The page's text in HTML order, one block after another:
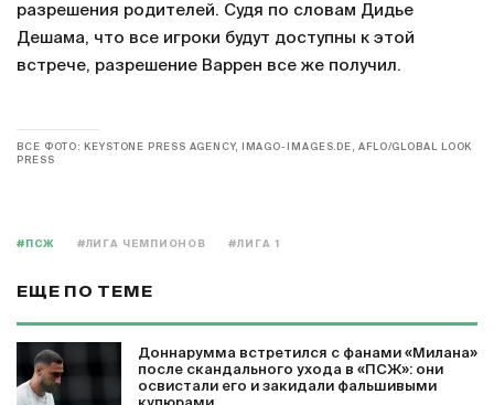
разрешения родителей. Судя по словам Дидье
Дешама, что все игроки будут доступны к этой
встрече, разрешение Варрен все же получил.
ВСЕ ФОТО: KEYSTONE PRESS AGENCY, IMAGO-IMAGES.DE, AFLO/GLOBAL LOOK
PRESS
#ПСЖ #ЛИГА ЧЕМПИОНОВ #ЛИГА 1
ЕЩЕ ПО ТЕМЕ
Доннарумма встретился с фанами «Милана»
после скандального ухода в «ПСЖ»: они
освистали его и закидали фальшивыми